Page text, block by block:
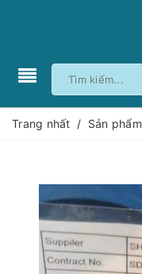
Trang nhất / Sản phẩm